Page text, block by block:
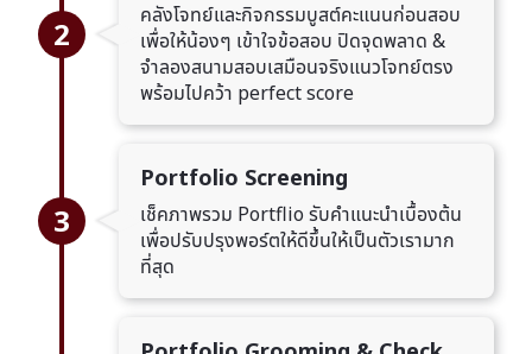
2
คลังโจทย์และกิจกรรมบูสต์คะแนนก่อนสอบ
เพื่อให้น้องๆ เข้าใจข้อสอบ ปิดจุดพลาด &
จำลองสนามสอบเสมือนจริงแนวโจทย์ตรง
พร้อมไปคว้า perfect score
3
Portfolio Screening
เช็คภาพรวม Portflio รับคำแนะนำเบื้องต้น
เพื่อปรับปรุงพอร์ตให้ดีขึ้นให้เป็นตัวเรามาก
ที่สุด